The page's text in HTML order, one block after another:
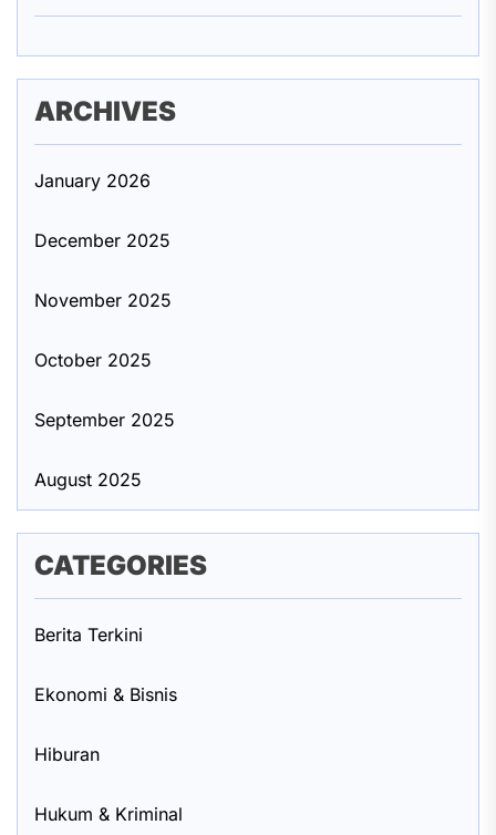
ARCHIVES
January 2026
December 2025
November 2025
October 2025
September 2025
August 2025
CATEGORIES
Berita Terkini
Ekonomi & Bisnis
Hiburan
Hukum & Kriminal